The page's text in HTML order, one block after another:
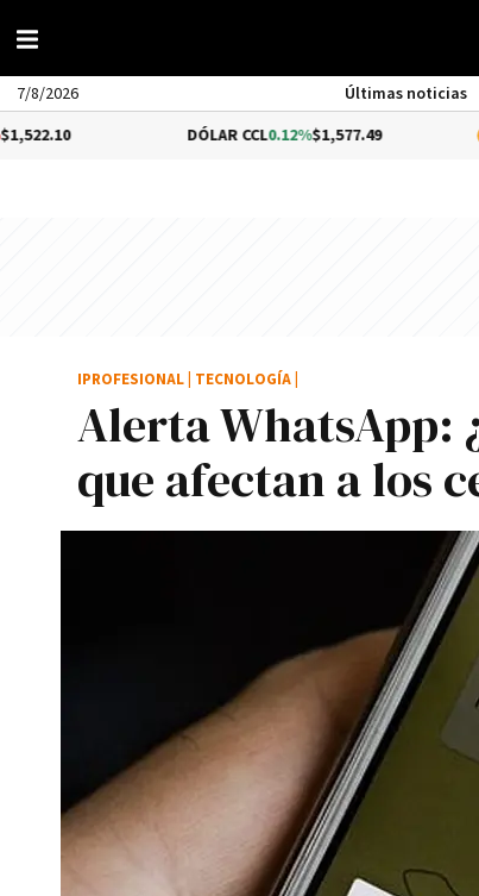
7/8/2026 Últimas noticias
0.12%$1,577.49
Alerta WhatsApp:
que afectan a los
IPROFESIONAL TECNOLOGÍA